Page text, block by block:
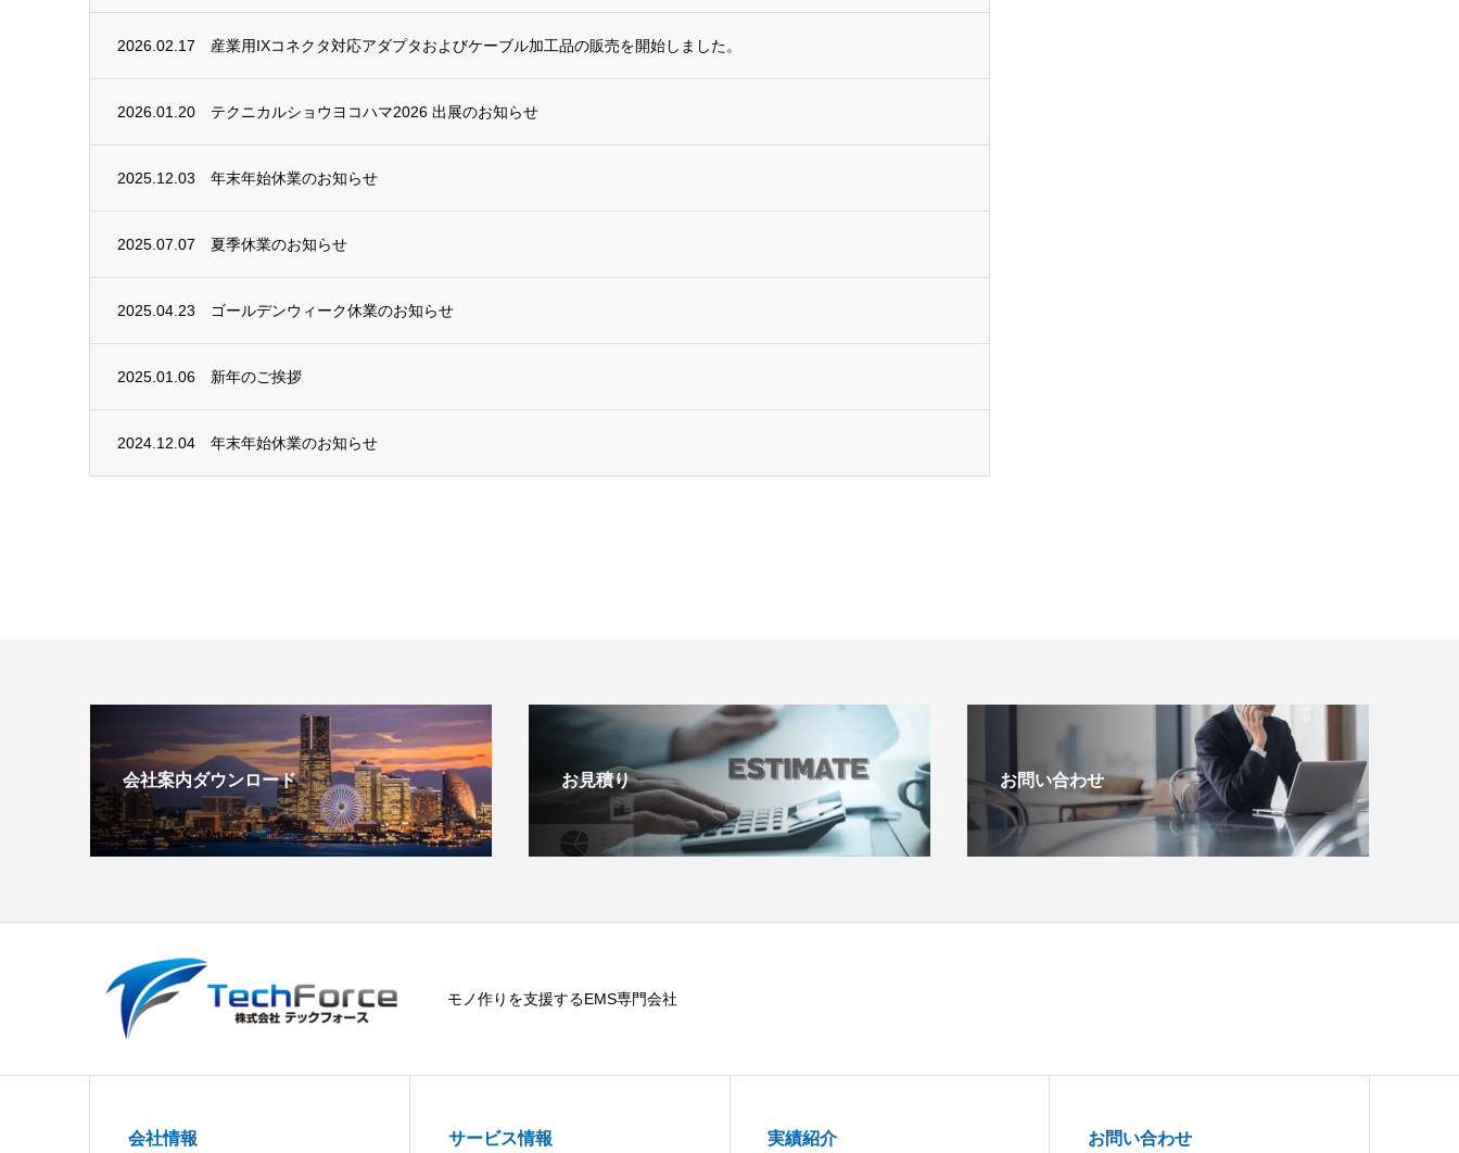
2026.02.17 産業用IXコネクタ対応アダプタおよびケーブル加工品の販売を開始しました。
2026.01.20 テクニカルショウヨコハマ2026 出展のお知らせ
2025.12.03 年末年始休業のお知らせ
2025.07.07 夏季休業のお知らせ
2025.04.23 ゴールデンウィーク休業のお知らせ
2025.01.06 新年のご挨拶
2024.12.04 年末年始休業のお知らせ
会社案内ダウンロード お見積り お問い合わせ
モノ作りを支援するEMS専門会社
会社情報 サービス情報 実績紹介 お問い合わせ